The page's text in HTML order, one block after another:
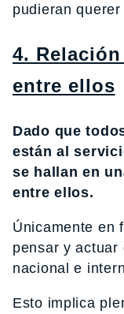
pudieran
4.
entre ellos
Dado que
están al
se hallan en
entre ellos.
Únicamente en
pensar y
nacional e
Esto implica